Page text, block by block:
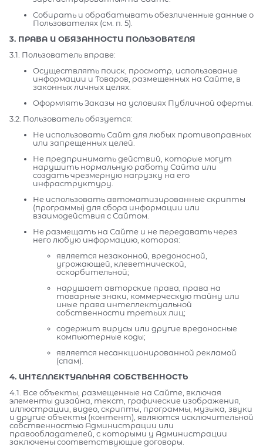
Собирать и обрабатывать обезличенные данные о
Пользователях (см. п. 5).
3. ПРАВА И ОБЯЗАННОСТИ ПОЛЬЗОВАТЕЛЯ
3.1. Пользователь вправе:
Осуществлять поиск, просмотр, использование
информации и Товаров, размещенных на Сайте, в
законных личных целях.
Оформлять Заказы на условиях Публичной оферты.
3.2. Пользователь обязуется:
Не использовать Сайт для любых противоправных
или запрещенных целей.
Не предпринимать действий, которые могут
нарушить нормальную работу Сайта или
создать чрезмерную нагрузку на его
инфраструктуру.
Не использовать автоматизированные скрипты
(программы) для сбора информации или
взаимодействия с Сайтом.
Не размещать на Сайте и не передавать через
него любую информацию, которая:
является незаконной, вредоносной,
угрожающей, клеветнической,
оскорбительной;
нарушает авторские права, права на
товарные знаки, коммерческую тайну или
иные права интеллектуальной
собственности третьих лиц;
содержит вирусы или другие вредоносные
компьютерные коды;
является несанкционированной рекламой
(спам).
4. ИНТЕЛЛЕКТУАЛЬНАЯ СОБСТВЕННОСТЬ
4.1. Все объекты, размещенные на Сайте, включая
элементы дизайна, текст, графические изображения,
иллюстрации, видео, скрипты, программы, музыка, звуки
и другие объекты (контент), являются исключительной
собственностью Администрации или
правообладателей, с которыми у Администрации
заключены соответствующие договоры.